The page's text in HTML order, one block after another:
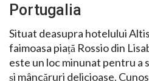
Portugalia
Situat deasupra hotelului
faimoasa piață Rossio din
este un loc minunat pentru a
și mâncăruri delicioase.